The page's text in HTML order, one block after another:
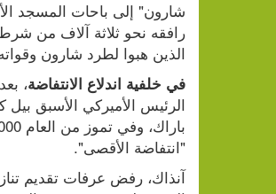
الذين هبوا لطرد شارون
في خلفية اندلاع الانتفاضة
"انتفاضة الأقصى".